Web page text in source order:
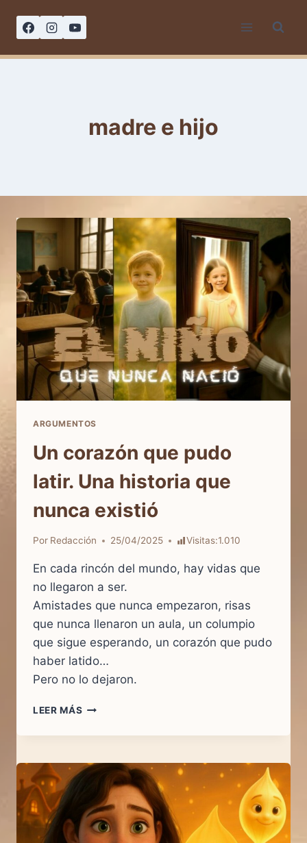
madre e hijo
ARGUMENTOS
Un corazón que pudo
latir. Una historia que
nunca existió
Por Redacción 25/04/2025 Visitas:1.010
En cada rincón del mundo, hay vidas que
no llegaron a ser.
Amistades que nunca empezaron, risas
que nunca llenaron un aula, un columpio
que sigue esperando, un corazón que pudo
haber latido…
Pero no lo dejaron.
LEER MÁS UN
QUE
LATIR.
HISTORIA
QUE
NUNCA
EXISTIÓ